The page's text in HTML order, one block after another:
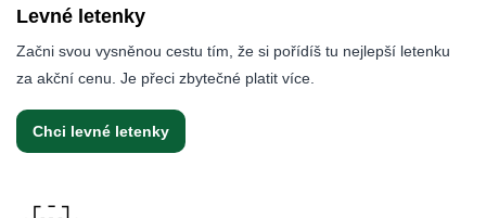
Levné letenky
Začni svou vysněnou cestu tím, že si pořídíš tu nejlepší letenku
za akční cenu. Je přeci zbytečné platit více.
Chci levné letenky